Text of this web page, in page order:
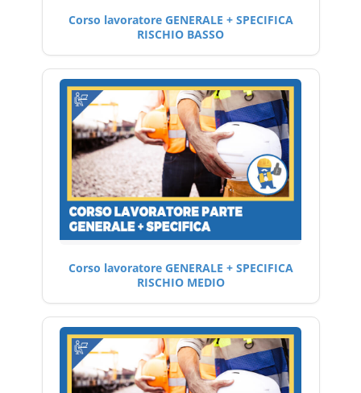
Corso lavoratore GENERALE + SPECIFICA
RISCHIO BASSO
Corso lavoratore GENERALE + SPECIFICA
RISCHIO MEDIO